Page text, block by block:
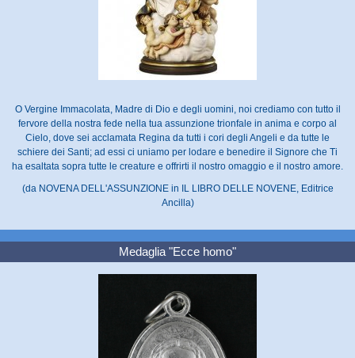
O Vergine Immacolata, Madre di Dio e degli uomini, noi crediamo con tutto il
fervore della nostra fede nella tua assunzione trionfale in anima e corpo al
Cielo, dove sei acclamata Regina da tutti i cori degli Angeli e da tutte le
schiere dei Santi; ad essi ci uniamo per lodare e benedire il Signore che Ti
ha esaltata sopra tutte le creature e offrirti il nostro omaggio e il nostro amore.
(da NOVENA DELL'ASSUNZIONE in IL LIBRO DELLE NOVENE, Editrice
Ancilla)
Medaglia "Ecce homo"